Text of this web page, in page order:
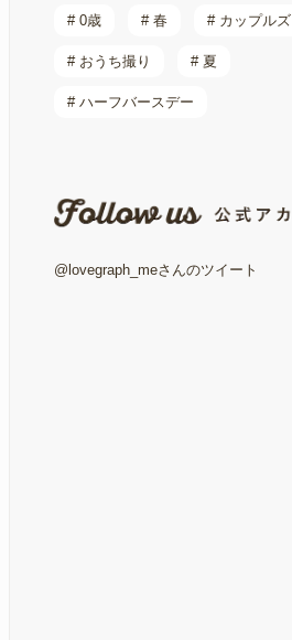
# 0歳 # 春 # カップルズ
# おうち撮り # 夏
# ハーフバースデー
@lovegraph_meさんのツイート